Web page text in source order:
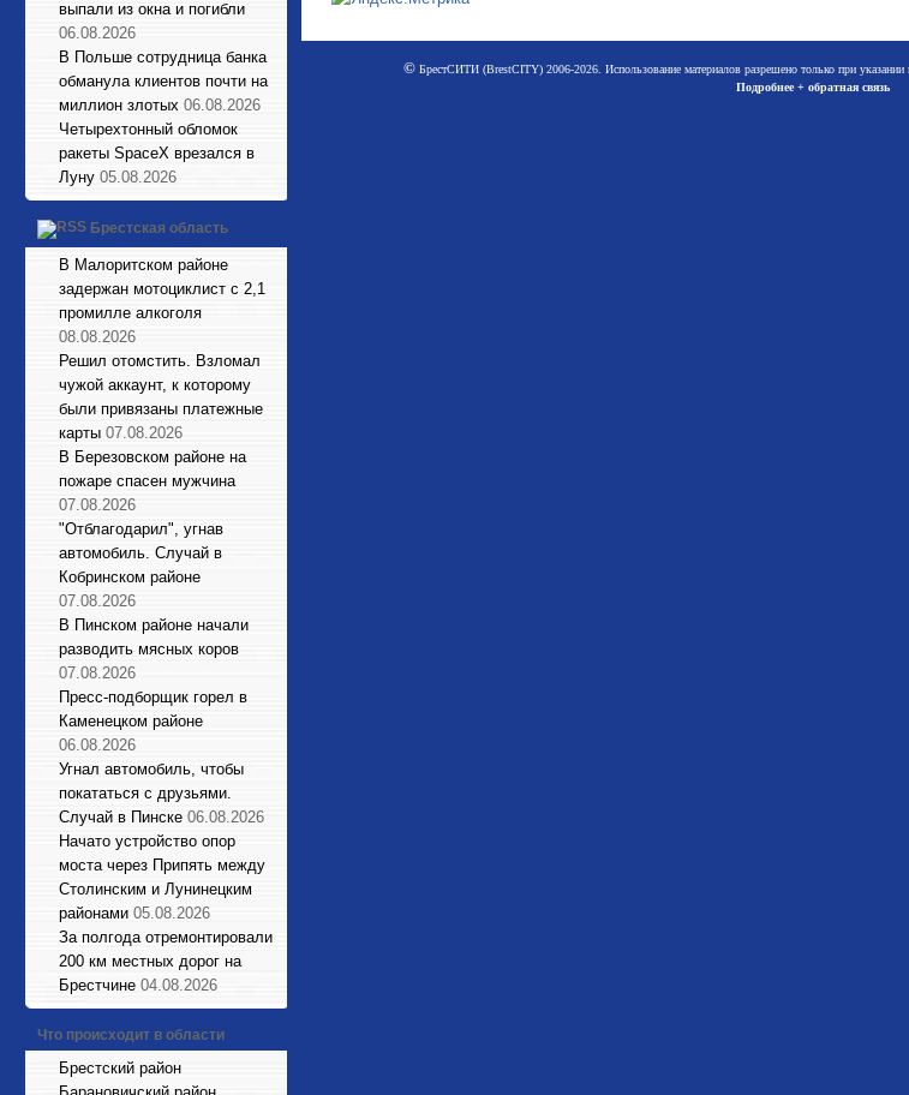
выпали из окна и погибли
06.08.2026
В Польше сотрудница банка
обманула клиентов почти на
миллион злотых 06.08.2026
Четырехтонный обломок
ракеты SpaceX врезался в
Луну 05.08.2026
Брестская область
В Малоритском районе
задержан мотоциклист с 2,1
промилле алкоголя
08.08.2026
Решил отомстить. Взломал
чужой аккаунт, к которому
были привязаны платежные
карты 07.08.2026
В Березовском районе на
пожаре спасен мужчина
07.08.2026
"Отблагодарил", угнав
автомобиль. Случай в
Кобринском районе
07.08.2026
В Пинском районе начали
разводить мясных коров
07.08.2026
Пресс-подборщик горел в
Каменецком районе
06.08.2026
Угнал автомобиль, чтобы
покататься с друзьями.
Случай в Пинске 06.08.2026
Начато устройство опор
моста через Припять между
Столинским и Лунинецким
районами 05.08.2026
За полгода отремонтировали
200 км местных дорог на
Брестчине 04.08.2026
Что происходит в области
Брестский район
©БрестСИТИ (BrestCITY) 2006-2026. Использование материалов разрешено только при
Подробнее + обратная связь